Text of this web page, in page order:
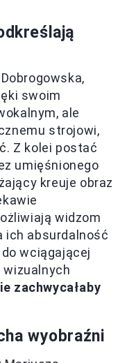
swoim
ale
strojowi,
Z kolei postać
umięśnionego
kreuje obraz
widzom
ich absurdalność
wciągającej
wizualnych
zachwycałaby
wyobraźni